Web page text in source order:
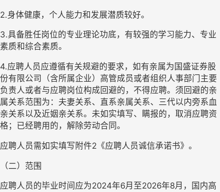
2.身体健康，个人能力和发展潜质较好。
3.具备胜任岗位的专业理论功底，有较强的学习能力、专业
素质和综合素质。
4.应聘人员应遵循有关规避的要求，如有亲属为 国盛证券股
份有限公司
（含所属企业）高管成员或者组织人事部门主要
负责人或者与应聘岗位构成回避的，不得应聘。须回避的亲
属关系范围为：夫妻关系、直系亲属关系、三代以内旁系血
亲关系以及近姻亲关系。未如实填写、瞒报的，取消应聘资
格；已经聘用的，解除劳动合同。
应聘人员需如实填写附件2 《应聘人员诚信承诺书》。
（二）范围
应聘人员的毕业时间应为2024年6月至2026年8月，国内高